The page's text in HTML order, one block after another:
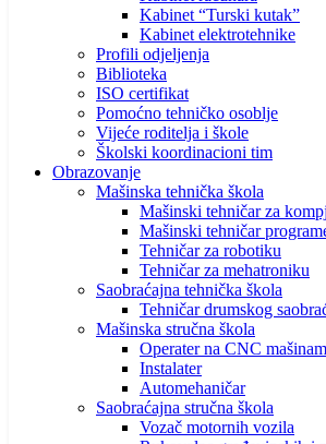
Kabinet “Turski kutak”
Kabinet elektrotehnike
Profili odjeljenja
Biblioteka
ISO certifikat
Pomoćno tehničko osoblje
Vijeće roditelja i škole
Školski koordinacioni tim
Obrazovanje
Mašinska tehnička škola
Mašinski tehničar za
Mašinski tehničar
Tehničar za robotiku
Tehničar za mehatroniku
Saobraćajna tehnička škola
Tehničar drumskog
Mašinska stručna škola
Operater na CNC
Instalater
Automehaničar
Saobraćajna stručna škola
Vozač motornih vozila